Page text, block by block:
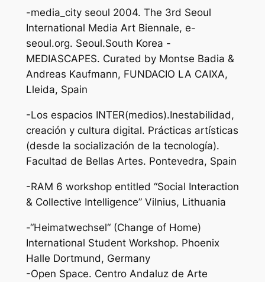
-media_city seoul 2004. The 3rd Seoul
International Media Art Biennale, e-
seoul.org. Seoul.South Korea -
MEDIASCAPES. Curated by Montse Badia &
Andreas Kaufmann, FUNDACIO LA CAIXA,
Lleida, Spain
-Los espacios INTER(medios).Inestabilidad,
creación y cultura digital. Prácticas artísticas
(desde la socialización de la tecnología).
Facultad de Bellas Artes. Pontevedra, Spain
-RAM 6 workshop entitled “Social Interaction
& Collective Intelligence” Vilnius, Lithuania
-“Heimatwechsel“ (Change of Home)
International Student Workshop. Phoenix
Halle Dortmund, Germany
-Open Space. Centro Andaluz de Arte